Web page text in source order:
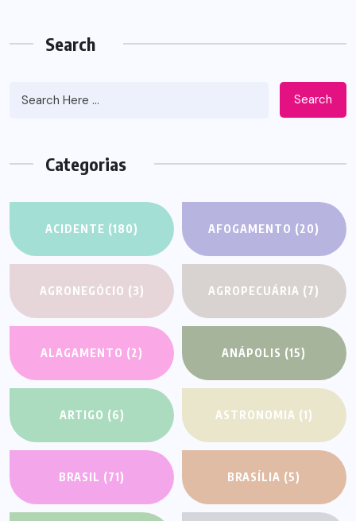
Search
Search
Categorias
ACIDENTE (180) AFOGAMENTO (20)
AGRONEGÓCIO (3) AGROPECUÁRIA (7)
ALAGAMENTO (2) ANÁPOLIS (15)
ARTIGO (6) ASTRONOMIA (1)
BRASIL (71) BRASÍLIA (5)